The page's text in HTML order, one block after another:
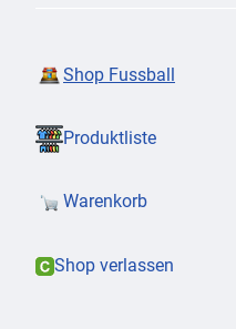
Shop Fussball
Produktliste
Warenkorb
Shop verlassen